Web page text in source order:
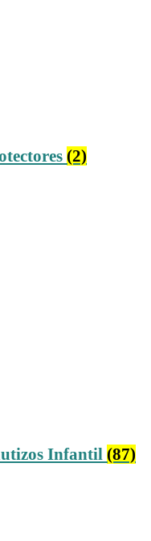
(2)
Infantil (87)